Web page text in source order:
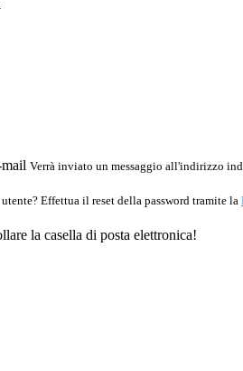
Verrà inviato un messaggio all'indirizzo
Effettua il reset della password tramite la
la casella di posta elettronica!